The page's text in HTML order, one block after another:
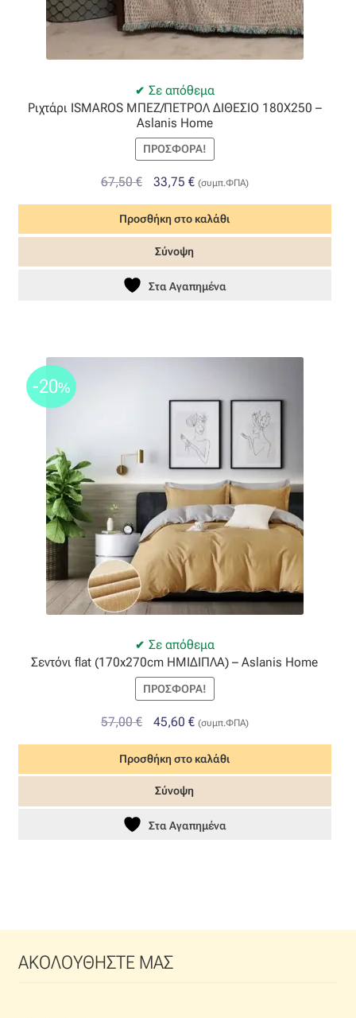
Όροι Χρήσης
Πληρωμές
Σε απόθεμα
Ριχτάρι ΙSΜΑRΟS ΜΠΕΖ/ΠΕΤΡΟΛ ΔΙΘΕΣΙΟ 180Χ250 –
Aslanis Home
ΠΡΟΣΦΟΡΆ!
67,50€
Original
price
was:
67,50 €.
33,75 €Η
τρέχουσα
τιμή
είναι:
(συμπ.ΦΠΑ)
Προσθήκη στο καλάθι
Σύνοψη
Στα Αγαπημένα
Σε απόθεμα
-20%
Σεντόνι flat (170x270cm ΗΜΙΔΙΠΛΑ) – Aslanis Home
ΠΡΟΣΦΟΡΆ!
57,00€
Original
was:
57,00 €.
45,60 €Η
τιμή
είναι:
(συμπ.ΦΠΑ)
Προσθήκη στο καλάθι
Σύνοψη
Στα Αγαπημένα
ΑΚΟΛΟΥΘΗΣΤΕ ΜΑΣ